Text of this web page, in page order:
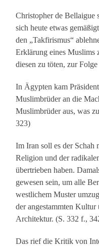
Christopher de Bellaigue
sich heute etwas
den „Takfirismus“
Erklärung eines Muslims
diesen zu töten, zur
In Ägypten kam
Muslimbrüder an die
Muslimbrüder aus, was
323)
Im Iran soll es der Schah
Religion und der
übertrieben haben.
gewesen sein, um alle
westlichem Muster
der angestammten
Architektur. (S. 332 f.,
Das rief die Kritik von